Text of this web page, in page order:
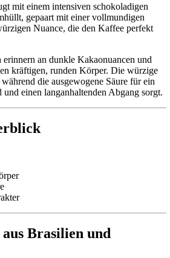
mit einem intensiven schokoladigen
gepaart mit einer vollmundigen
Nuance, die den Kaffee perfekt
an dunkle Kakaonuancen und
kräftigen, runden Körper. Die würzige
die ausgewogene Säure für ein
und einen langanhaltenden Abgang sorgt.
Brasilien und